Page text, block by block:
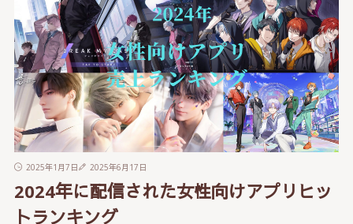
2025年1月7日 2025年6月17日
2024年に配信された女性向けアプリヒッ
トランキング